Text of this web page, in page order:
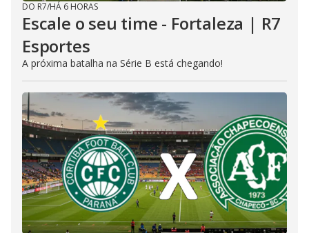
DO R7/HÁ 6 HORAS
Escale o seu time - Fortaleza | R7
Esportes
A próxima batalha na Série B está chegando!